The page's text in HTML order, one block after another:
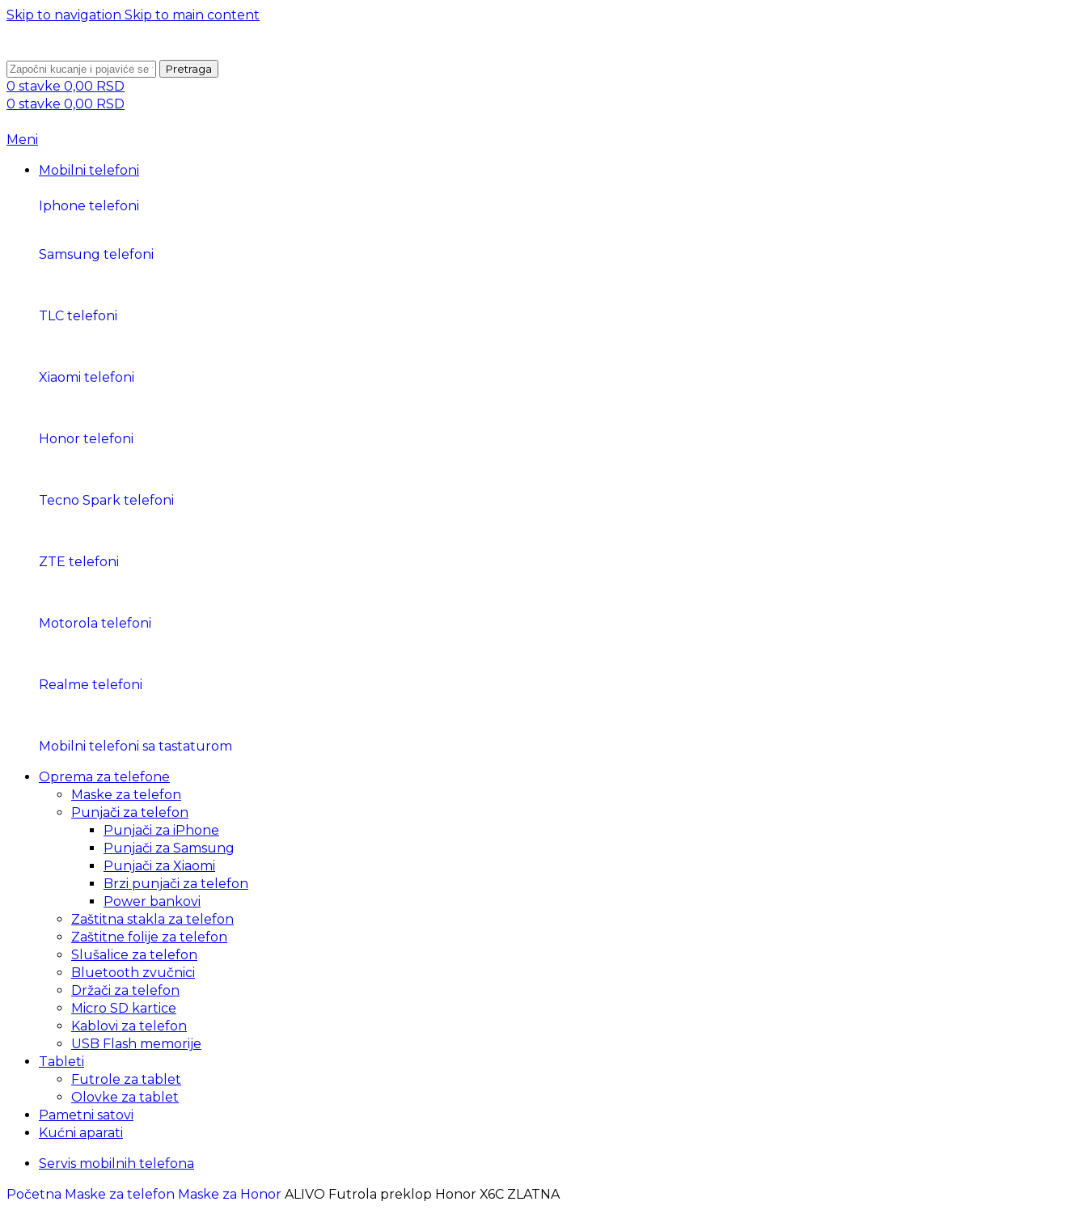
Skip to navigation Skip to main content
Pretraga
0 stavke 0,00 RSD
0 stavke 0,00 RSD
Meni
Mobilni telefoni
Iphone telefoni
Samsung telefoni
TLC telefoni
Xiaomi telefoni
Honor telefoni
Tecno Spark telefoni
ZTE telefoni
Motorola telefoni
Realme telefoni
Mobilni telefoni sa tastaturom
Oprema za telefone
Maske za telefon
Punjači za telefon
Punjači za iPhone
Punjači za Samsung
Punjači za Xiaomi
Brzi punjači za telefon
Power bankovi
Zaštitna stakla za telefon
Zaštitne folije za telefon
Slušalice za telefon
Bluetooth zvučnici
Držači za telefon
Micro SD kartice
Kablovi za telefon
USB Flash memorije
Tableti
Futrole za tablet
Olovke za tablet
Pametni satovi
Kućni aparati
Servis mobilnih telefona
Početna Maske za telefon Maske za Honor ALIVO Futrola preklop Honor X6C ZLATNA